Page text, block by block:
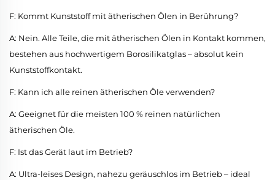
F: Kommt Kunststoff mit ätherischen Ölen in Berührung?
A: Nein. Alle Teile, die mit ätherischen Ölen in Kontakt kommen,
bestehen aus hochwertigem Borosilikatglas – absolut kein
Kunststoffkontakt.
F: Kann ich alle reinen ätherischen Öle verwenden?
A: Geeignet für die meisten 100 % reinen natürlichen
ätherischen Öle.
F: Ist das Gerät laut im Betrieb?
A: Ultra-leises Design, nahezu geräuschlos im Betrieb – ideal